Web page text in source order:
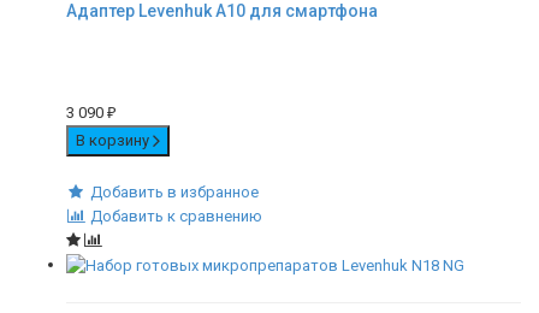
Адаптер Levenhuk A10 для смартфона
3 090 ₽
В корзину
Добавить в избранное
Добавить к сравнению